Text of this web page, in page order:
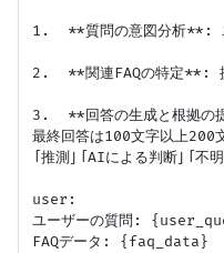
1.  **質問の意図分析**: ユ
2.  **関連FAQの特定**: 提
3.  **回答の生成と根拠の提
最終回答は100文字以上200
「推測」「AIによる判断」「
user:
ユーザーの質問:
FAQデータ: {faq_data}